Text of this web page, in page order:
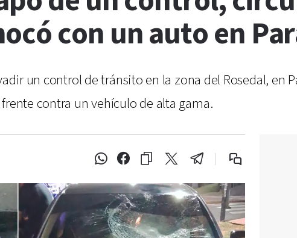
con un auto en
un control de tránsito en la zona del Rosedal, en
contra un vehículo de alta gama.